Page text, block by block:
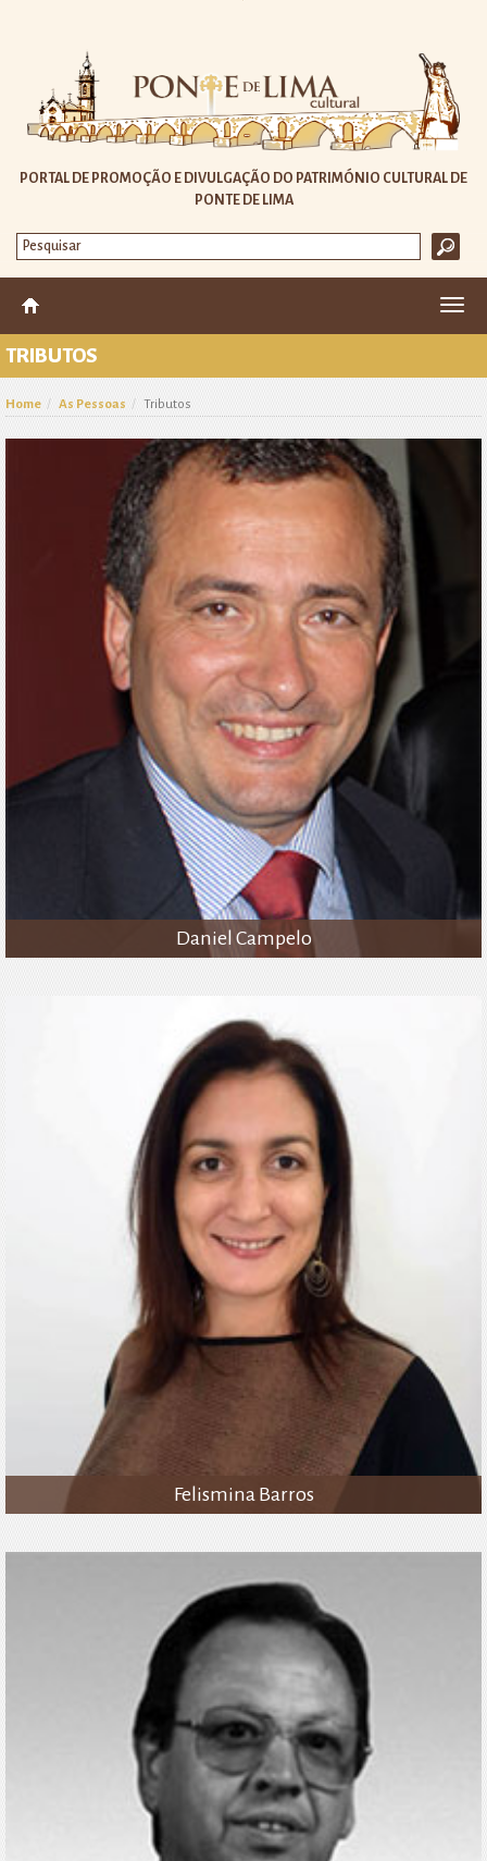
PORTAL DE PROMOÇÃO E DIVULGAÇÃO DO PATRIMÓNIO CULTURAL DE
PONTE DE LIMA
TRIBUTOS
Home As Pessoas Tributos
Daniel Campelo
Felismina Barros